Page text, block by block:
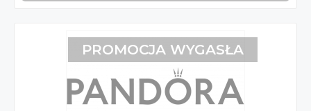
PROMOCJA WYGASŁA